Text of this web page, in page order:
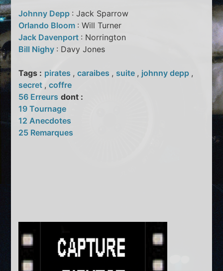
Johnny Depp : Jack Sparrow
Orlando Bloom : Will Turner
Jack Davenport : Norrington
Bill Nighy : Davy Jones
Tags : pirates ,caraibes , suite , johnny depp ,
secret ,coffre
56 Erreurs dont :
19 Tournage
12 Anecdotes
25 Remarques